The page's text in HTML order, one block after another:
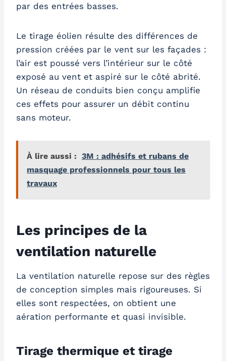
par des entrées basses.
Le tirage éolien résulte des différences de
pression créées par le vent sur les façades :
l’air est poussé vers l’intérieur sur le côté
exposé au vent et aspiré sur le côté abrité.
Un réseau de conduits bien conçu amplifie
ces effets pour assurer un débit continu
sans moteur.
À lire aussi : 3M : adhésifs et rubans de
masquage professionnels pour tous les
travaux
Les principes de la
ventilation naturelle
La ventilation naturelle repose sur des règles
de conception simples mais rigoureuses. Si
elles sont respectées, on obtient une
aération performante et quasi invisible.
Tirage thermique et tirage